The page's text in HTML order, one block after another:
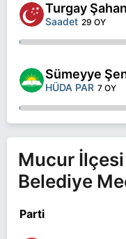
Turgay Şahan
Saadet 29 OY
Sümeyye
HÜDA PAR 7 OY
Mucur İlçesi
Belediye
Parti